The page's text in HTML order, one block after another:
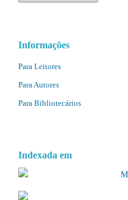
Informações
Para Leitores
Para Autores
Para Bibliotecários
Indexada em